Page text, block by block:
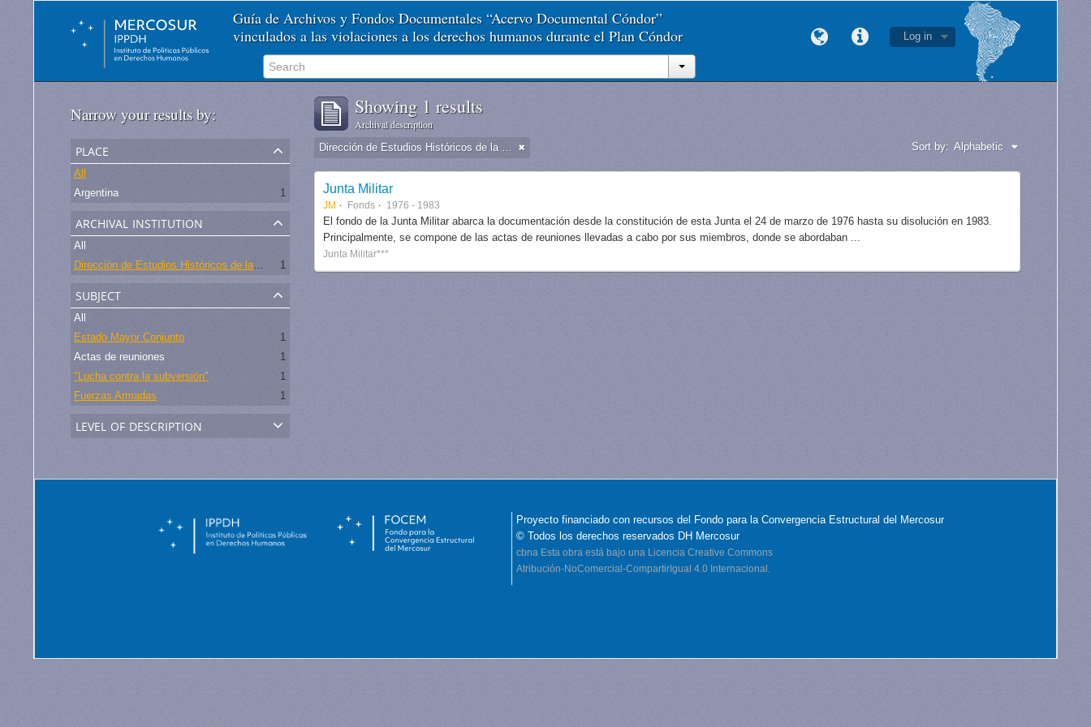
Guía de Archivos y Fondos Documentales “Acervo Documental Cóndor”
vinculados a las violaciones a los derechos humanos durante el Plan Cóndor
Log in
Narrow your results by:
place
All
Argentina
1
archival institution
All
Dirección de Estudios Históricos de la Fuerza Aérea
1
subject
All
Estado Mayor Conjunto
1
Actas de reuniones
1
"Lucha contra la subversión"
1
Fuerzas Armadas
1
level of description
Showing 1 results
Archival description
Dirección de Estudios Históricos de la Fuerza Aérea Sort by: Alphabetic
Junta Militar
JM Fonds 1976 - 1983
El fondo de la Junta Militar abarca la documentación desde la constitución de esta Junta el 24 de marzo de 1976 hasta su disolución en 1983.
Principalmente, se compone de las actas de reuniones llevadas a cabo por sus miembros, donde se abordaban ...
Junta Militar***
Proyecto financiado con recursos del Fondo para la Convergencia Estructural del Mercosur
© Todos los derechos reservados DH Mercosur
cbna Esta obra está bajo una Licencia Creative Commons
Atribución-NoComercial-CompartirIgual 4.0 Internacional.